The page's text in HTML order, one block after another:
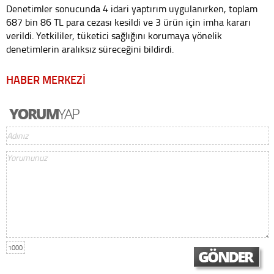
Denetimler sonucunda 4 idari yaptırım uygulanırken, toplam
687 bin 86 TL para cezası kesildi ve 3 ürün için imha kararı
verildi. Yetkililer, tüketici sağlığını korumaya yönelik
denetimlerin aralıksız süreceğini bildirdi.
HABER MERKEZİ
1000